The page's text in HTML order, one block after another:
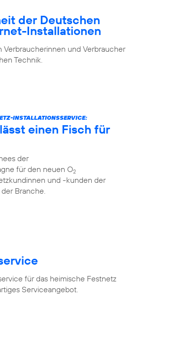
der Deutschen
Installationen
Verbraucherinnen und Verbraucher
Technik.
INSTALLATIONSSERVICE:
einen Fisch für
der
für den neuen O2
und -kunden der
Branche.
für das heimische Festnetz
Serviceangebot.